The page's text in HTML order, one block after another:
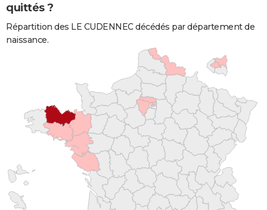
quittés ?
Répartition des LE CUDENNEC décédés par département de
naissance.